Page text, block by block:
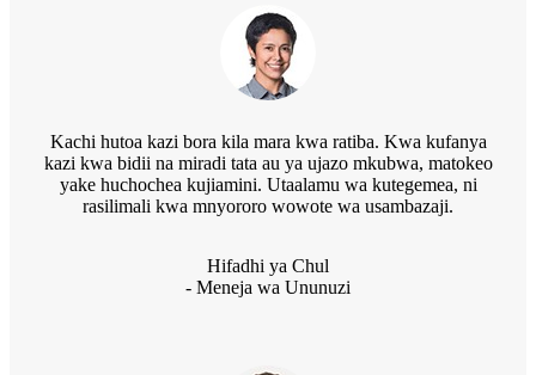
Kachi hutoa kazi bora kila mara kwa ratiba. Kwa kufanya
kazi kwa bidii na miradi tata au ya ujazo mkubwa, matokeo
yake huchochea kujiamini. Utaalamu wa kutegemea, ni
rasilimali kwa mnyororo wowote wa usambazaji.
Hifadhi ya Chul
- Meneja wa Ununuzi